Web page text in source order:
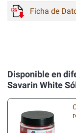
Ficha de
Disponible en
Savarin White